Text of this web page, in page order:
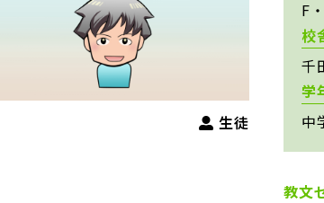
生徒
F
校
千
学
中
教文